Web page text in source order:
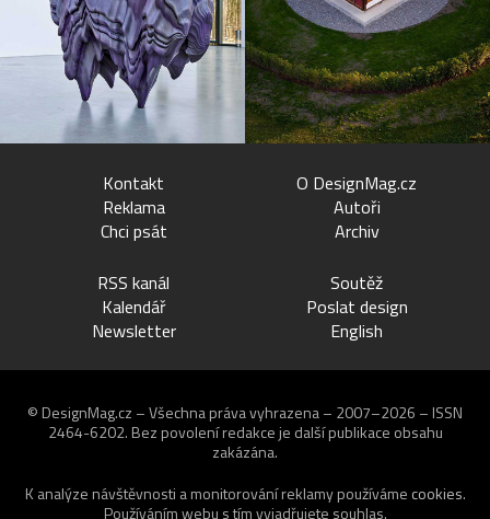
Kontakt
Reklama
Chci psát
O DesignMag.cz
Autoři
Archiv
RSS kanál
Kalendář
Newsletter
Soutěž
Poslat design
English
© DesignMag.cz – Všechna práva vyhrazena – 2007–2026 – ISSN
2464-6202. Bez povolení redakce je další publikace obsahu
zakázána.
K analýze návštěvnosti a monitorování reklamy používáme cookies.
Používáním webu s tím vyjadřujete souhlas.